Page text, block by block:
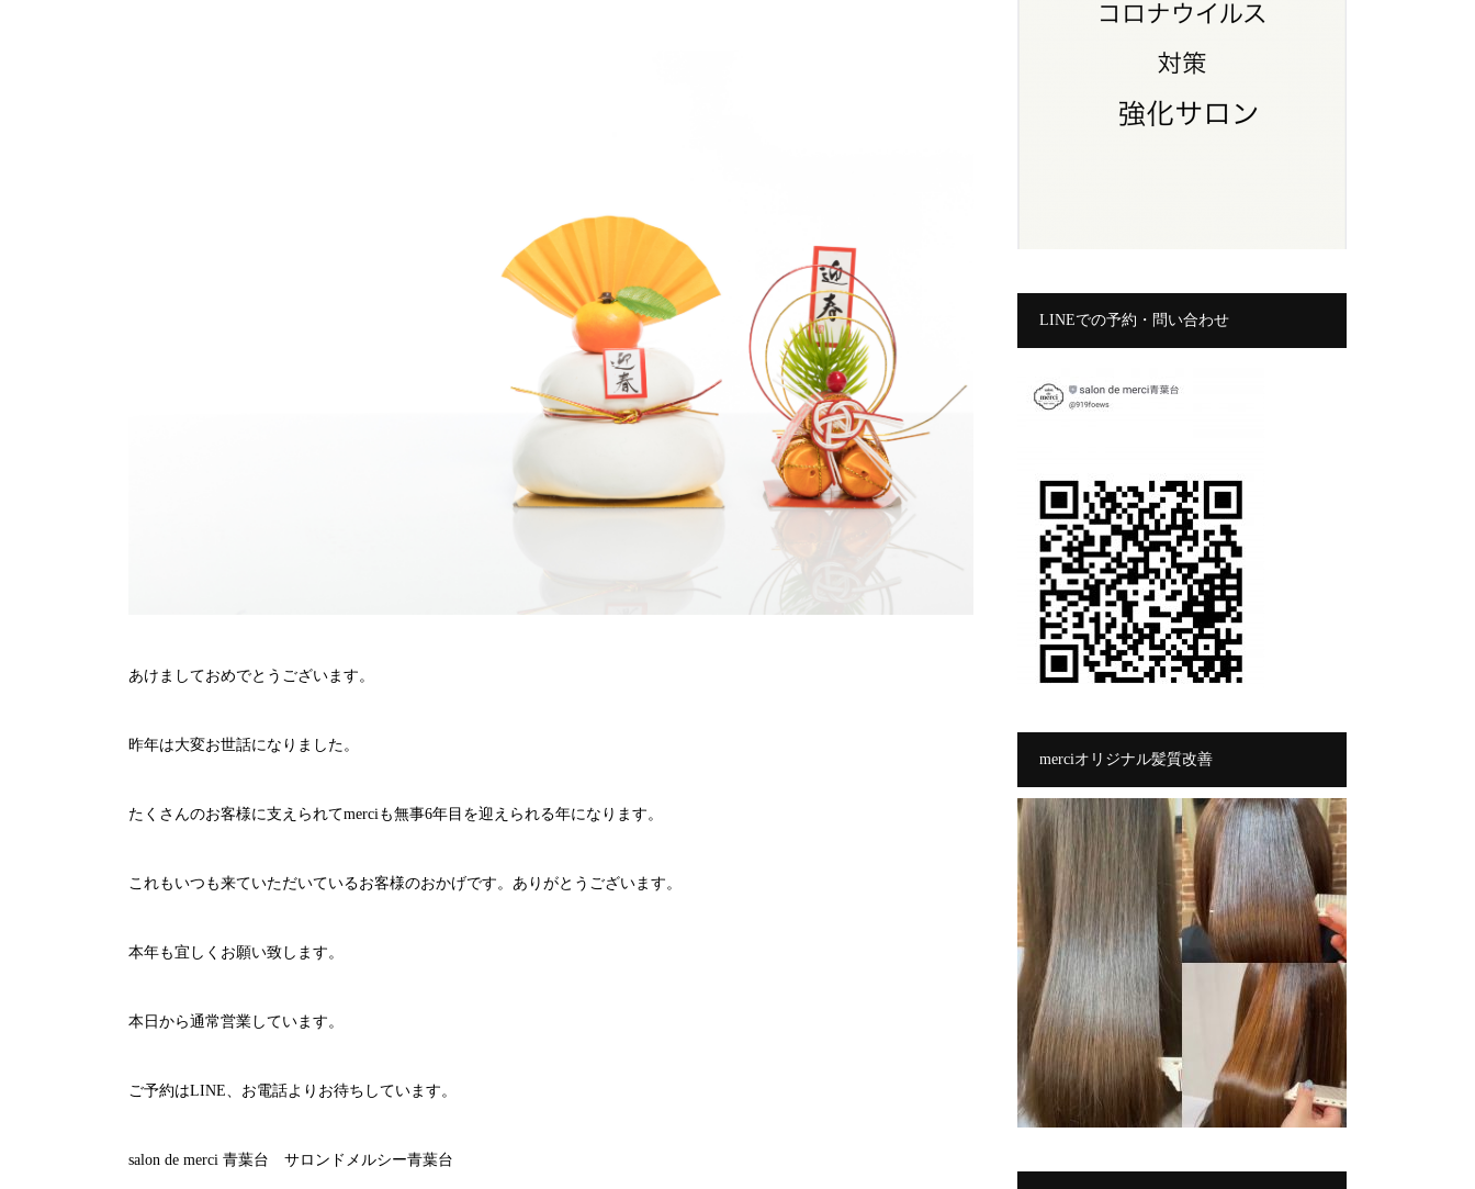
あけましておめでとうございます。
昨年は大変お世話になりました。
たくさんのお客様に支えられてmerciも無事6年目を迎えられる年になります。
これもいつも来ていただいているお客様のおかげです。ありがとうございます。
本年も宜しくお願い致します。
本日から通常営業しています。
ご予約はLINE、お電話よりお待ちしています。
salon de merci 青葉台 サロンドメルシー青葉台
LINEでの予約・問い合わせ
merciオリジナル髪質改善